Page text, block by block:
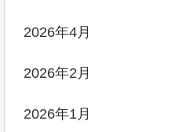
2026年4月
2026年2月
2026年1月